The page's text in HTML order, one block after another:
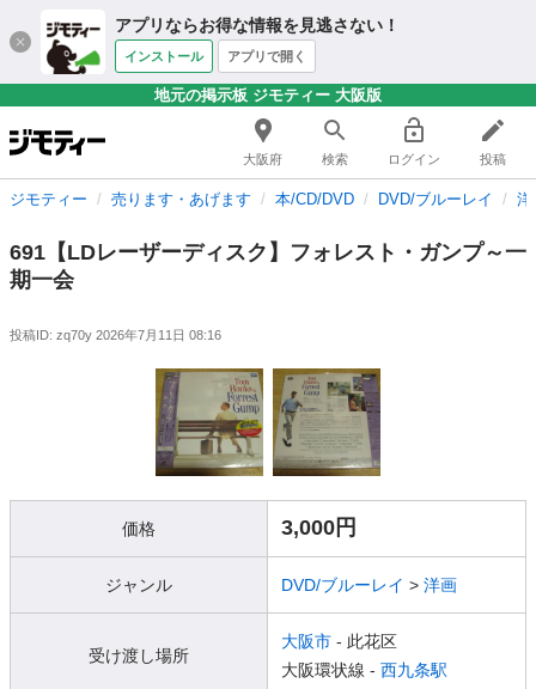
アプリならお得な情報を見逃さない！
インストール アプリで開く
地元の掲示板 ジモティー 大阪版
大阪府 検索 ログイン 投稿
ジモティー 売ります・あげます 本/CD/DVD DVD/ブルーレイ 洋
691【LDレーザーディスク】フォレスト・ガンプ～一
期一会
投稿ID: zq70y 2026年7月11日 08:16
価格 3,000円
ジャンル DVD/ブルーレイ > 洋画
受け渡し場所
大阪市 - 此花区
大阪環状線 - 西九条駅